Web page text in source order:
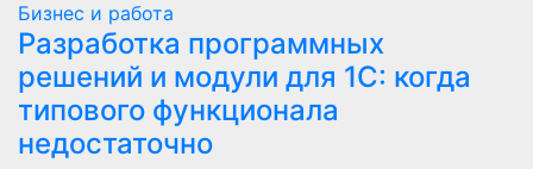
Бизнес и работа
Разработка программных
решений и модули для 1С: когда
типового функционала
недостаточно